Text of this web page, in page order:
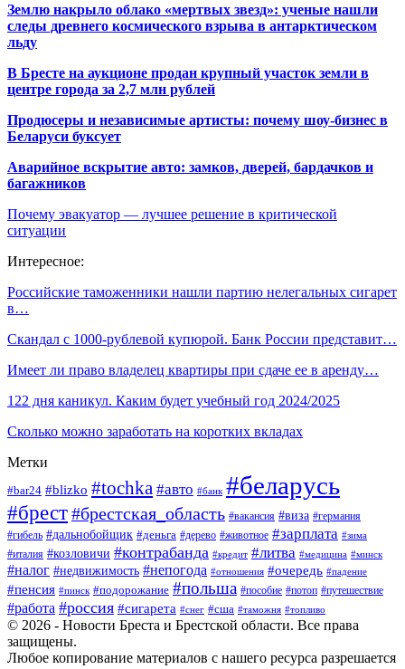
Землю накрыло облако «мертвых звезд»: ученые нашли
следы древнего космического взрыва в антарктическом
льду
В Бресте на аукционе продан крупный участок земли в
центре города за 2,7 млн рублей
Продюсеры и независимые артисты: почему шоу-бизнес в
Беларуси буксует
Аварийное вскрытие авто: замков, дверей, бардачков и
багажников
Почему эвакуатор — лучшее решение в критической
ситуации
Интересное:
Российские таможенники нашли партию нелегальных сигарет
в…
Скандал с 1000-рублевой купюрой. Банк России представит…
Имеет ли право владелец квартиры при сдаче ее в аренду…
122 дня каникул. Каким будет учебный год 2024/2025
Сколько можно заработать на коротких вкладах
Метки
#bar24 #blizko #tochka #авто #банк #беларусь
#брест#брестская_область #вакансия #виза #германия
#гибель #дальнобойщик #деньга #дерево #животное #зарплата #зима
#италия #козловичи #контрабанда #кредит #литва #медицина #минск
#налог #недвижимость #непогода #отношения #очередь #падение
#пенсия #пинск #подорожание #польша #пособие #потоп #путешествие
#работа #россия #сигарета #снег #сша #таможня #топливо
© 2026 - Новости Бреста и Брестской области. Все права
защищены.
Любое копирование материалов с нашего ресурса разрешается